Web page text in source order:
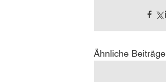
Ähnliche Beiträge